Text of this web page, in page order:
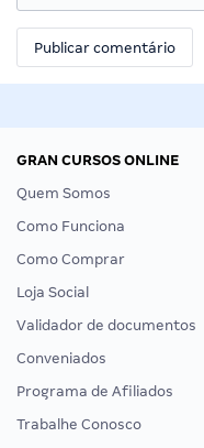
GRAN CURSOS ONLINE
Quem Somos
Como Funciona
Como Comprar
Loja Social
Validador de documentos
Conveniados
Programa de Afiliados
Trabalhe Conosco